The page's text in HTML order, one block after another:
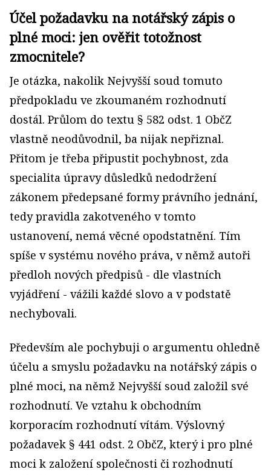
Účel požadavku na notářský zápis o
plné moci: jen ověřit totožnost
zmocnitele?
Je otázka, nakolik Nejvyšší soud tomuto
předpokladu ve zkoumaném rozhodnutí
dostál. Průlom do textu § 582 odst. 1 ObčZ
vlastně neodůvodnil, ba nijak nepřiznal.
Přitom je třeba připustit pochybnost, zda
specialita úpravy důsledků nedodržení
zákonem předepsané formy právního jednání,
tedy pravidla zakotveného v tomto
ustanovení, nemá věcné opodstatnění. Tím
spíše v systému nového práva, v němž autoři
předloh nových předpisů - dle vlastních
vyjádření - vážili každé slovo a v podstatě
nechybovali.
Především ale pochybuji o argumentu ohledně
účelu a smyslu požadavku na notářský zápis o
plné moci, na němž Nejvyšší soud založil své
rozhodnutí. Ve vztahu k obchodním
korporacím rozhodnutí vítám. Výslovný
požadavek § 441 odst. 2 ObčZ, který i pro plné
moci k založení společnosti či rozhodnutí